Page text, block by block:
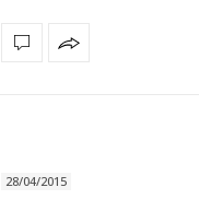
28/04/2015